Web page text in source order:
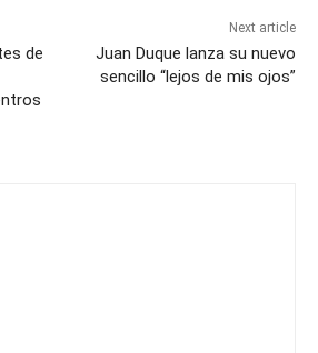
de
Next article
Juan Duque lanza su nuevo
sencillo “lejos de mis ojos”